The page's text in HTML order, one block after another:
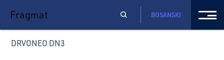
Fragmat BOSANSKI
DRVONEO DN3